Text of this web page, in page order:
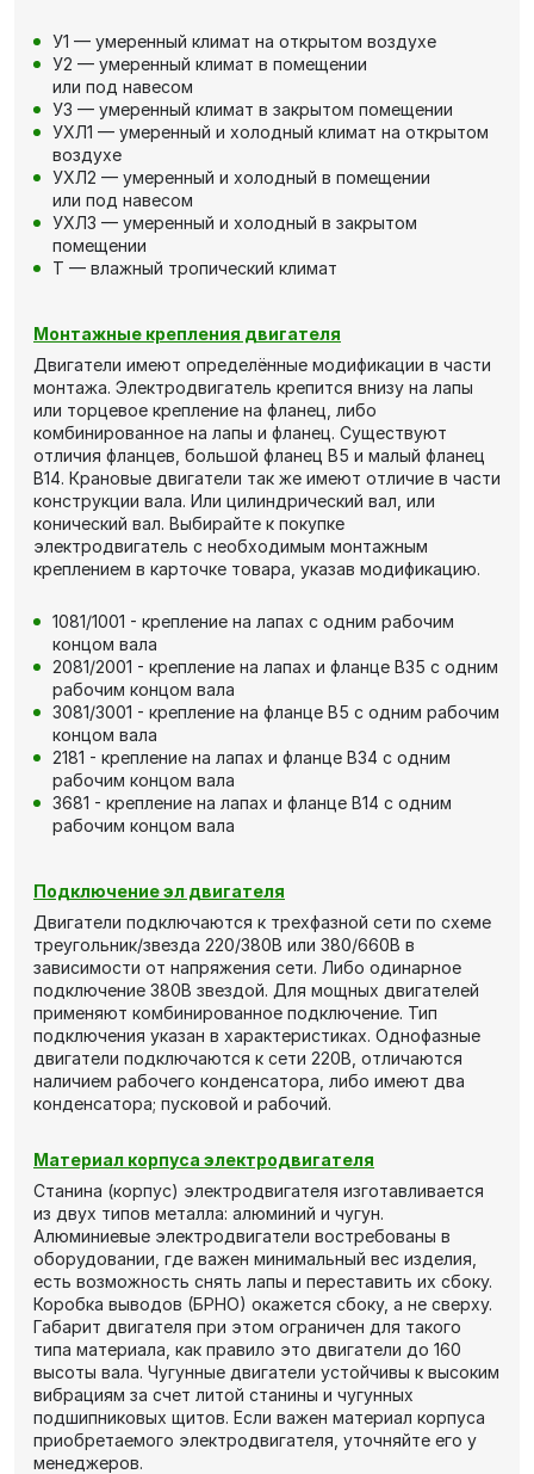
У1 — умеренный климат на открытом воздухе
У2 — умеренный климат в помещении
или под навесом
У3 — умеренный климат в закрытом помещении
УХЛ1 — умеренный и холодный климат на открытом
воздухе
УХЛ2 — умеренный и холодный в помещении
или под навесом
УХЛ3 — умеренный и холодный в закрытом
помещении
Т — влажный тропический климат
Монтажные крепления двигателя
Двигатели имеют определённые модификации в части
монтажа. Электродвигатель крепится внизу на лапы
или торцевое крепление на фланец, либо
комбинированное на лапы и фланец. Существуют
отличия фланцев, большой фланец В5 и малый фланец
В14. Крановые двигатели так же имеют отличие в части
конструкции вала. Или цилиндрический вал, или
конический вал. Выбирайте к покупке
электродвигатель с необходимым монтажным
креплением в карточке товара, указав модификацию.
1081/1001 - крепление на лапах с одним рабочим
концом вала
2081/2001 - крепление на лапах и фланце В35 с одним
рабочим концом вала
3081/3001 - крепление на фланце В5 с одним рабочим
концом вала
2181 - крепление на лапах и фланце В34 с одним
рабочим концом вала
3681 - крепление на лапах и фланце В14 с одним
рабочим концом вала
Подключение эл двигателя
Двигатели подключаются к трехфазной сети по схеме
треугольник/звезда 220/380В или 380/660В в
зависимости от напряжения сети. Либо одинарное
подключение 380В звездой. Для мощных двигателей
применяют комбинированное подключение. Тип
подключения указан в характеристиках. Однофазные
двигатели подключаются к сети 220В, отличаются
наличием рабочего конденсатора, либо имеют два
конденсатора; пусковой и рабочий.
Материал корпуса электродвигателя
Станина (корпус) электродвигателя изготавливается
из двух типов металла: алюминий и чугун.
Алюминиевые электродвигатели востребованы в
оборудовании, где важен минимальный вес изделия,
есть возможность снять лапы и переставить их сбоку.
Коробка выводов (БРНО) окажется сбоку, а не сверху.
Габарит двигателя при этом ограничен для такого
типа материала, как правило это двигатели до 160
высоты вала. Чугунные двигатели устойчивы к высоким
вибрациям за счет литой станины и чугунных
подшипниковых щитов. Если важен материал корпуса
приобретаемого электродвигателя, уточняйте его у
менеджеров.